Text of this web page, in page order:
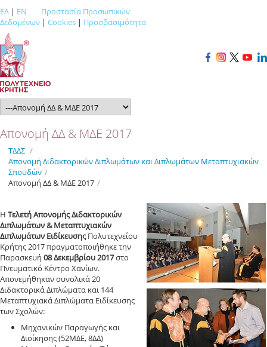
ΕΛ | EN
Προστασία Προσωπικών
Δεδομένων | Cookies | Προσβασιμότητα
Απονομή ΔΔ & ΜΔΕ 2017
ΤΔΔΣ /
Απονομή Διδακτορικών Διπλωμάτων και Διπλωμάτων Μεταπτυχιακών
Σπουδών /
Απονομή ΔΔ & ΜΔΕ 2017 /
Η Tελετή Aπονομής Διδακτορικών
Διπλωμάτων & Mεταπτυχιακών
Διπλωμάτων ΕιδίκευσηςΠολυτεχνείου
Κρήτης 2017 πραγματοποιήθηκε την
Παρασκευή 08 Δεκεμβρίου 2017στο
Πνευματικό Κέντρο Χανίων.
Απονεμήθηκαν συνολικά 20
Διδακτορικά Διπλώματα και 144
Μεταπτυχιακά Διπλώματα Ειδίκευσης
των Σχολών:
Μηχανικών Παραγωγής και
Διοίκησης (52ΜΔΕ, 8ΔΔ)